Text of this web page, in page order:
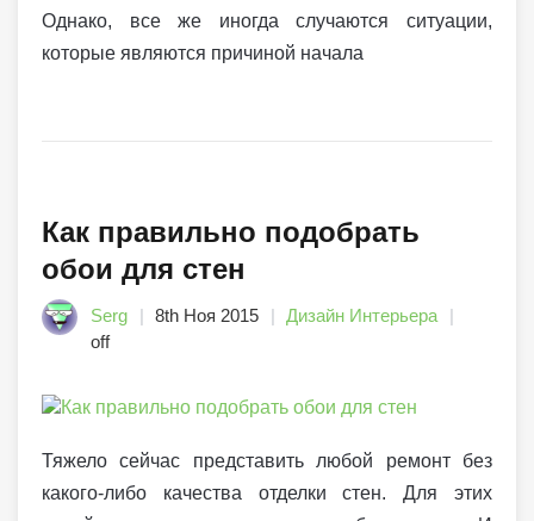
Однако, все же иногда случаются ситуации,
которые являются причиной начала
Как правильно подобрать
обои для стен
Serg 8th Ноя 2015
Дизайн Интерьера
off
Тяжело сейчас представить любой ремонт без
какого-либо качества отделки стен. Для этих